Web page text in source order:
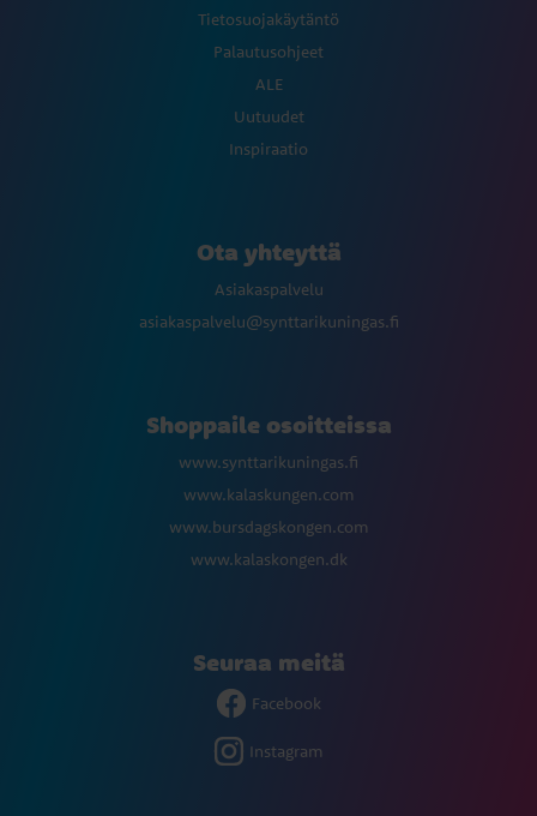
Tietosuojakäytäntö
Palautusohjeet
ALE
Uutuudet
Inspiraatio
Ota yhteyttä
Asiakaspalvelu
asiakaspalvelu@synttarikuningas.fi
Shoppaile osoitteissa
www.synttarikuningas.fi
www.kalaskungen.com
www.bursdagskongen.com
www.kalaskongen.dk
Seuraa meitä
Facebook
Instagram